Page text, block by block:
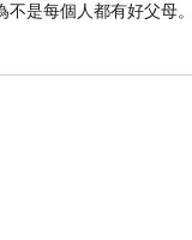
是每個人都有好父母